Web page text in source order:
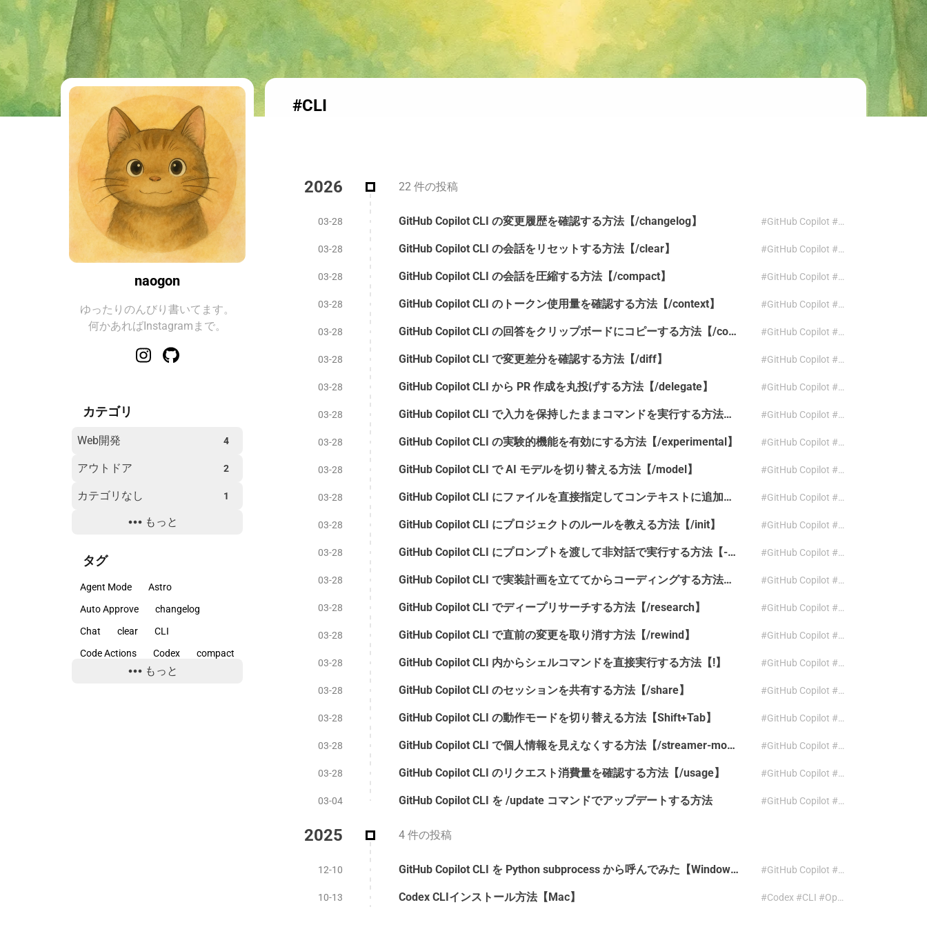
naogon
ゆったりのんびり書いてます。
何かあればInstagramまで。
カテゴリ
Web開発 4
アウトドア 2
カテゴリなし 1
トラブルシューティング
開発ツール
開発環境
もっと
タグ
Agent Mode
Astro
Auto Approve
changelog
Chat
clear
CLI
Code Actions
Codex
compact
Copilotもっと
#CLI
2026 22 件の投稿
03-28 GitHub Copilot CLI の変更履歴を確認する方法【/changelog】 #GitHub Copilot #CLI #changelog
03-28 GitHub Copilot CLI の会話をリセットする方法【/clear】 #GitHub Copilot #CLI #clear
03-28 GitHub Copilot CLI の会話を圧縮する方法【/compact】 #GitHub Copilot #CLI #compact
03-28 GitHub Copilot CLI のトークン使用量を確認する方法【/context】 #GitHub Copilot #CLI #context
03-28 GitHub Copilot CLI の回答をクリップボードにコピーする方法【/copy】 #GitHub Copilot #CLI #copy
03-28 GitHub Copilot CLI で変更差分を確認する方法【/diff】 #GitHub Copilot #CLI #diff
03-28 GitHub Copilot CLI から PR 作成を丸投げする方法【/delegate】 #GitHub Copilot #CLI #delegate
03-28 GitHub Copilot CLI で入力を保持したままコマンドを実行する方法【Ctrl+S】 #GitHub Copilot #CLI #Ctrl+S #ショートカット
03-28 GitHub Copilot CLI の実験的機能を有効にする方法【/experimental】 #GitHub Copilot #CLI #experimental
03-28 GitHub Copilot CLI で AI モデルを切り替える方法【/model】 #GitHub Copilot #CLI #model
03-28 GitHub Copilot CLI にファイルを直接指定してコンテキストに追加する方法【@】 #GitHub Copilot #CLI #メンション #コンテキスト
03-28 GitHub Copilot CLI にプロジェクトのルールを教える方法【/init】 #GitHub Copilot #CLI #init
03-28 GitHub Copilot CLI にプロンプトを渡して非対話で実行する方法【-p フラグ】 #GitHub Copilot #CLI #prompt #自動化
03-28 GitHub Copilot CLI で実装計画を立ててからコーディングする方法【/plan】 #GitHub Copilot #CLI #plan
03-28 GitHub Copilot CLI でディープリサーチする方法【/research】 #GitHub Copilot #CLI #research
03-28 GitHub Copilot CLI で直前の変更を取り消す方法【/rewind】 #GitHub Copilot #CLI #rewind #undo
03-28 GitHub Copilot CLI 内からシェルコマンドを直接実行する方法【!】 #GitHub Copilot #CLI #シェル実行
03-28 GitHub Copilot CLI のセッションを共有する方法【/share】 #GitHub Copilot #CLI #share
03-28 GitHub Copilot CLI の動作モードを切り替える方法【Shift+Tab】 #GitHub Copilot #CLI #モード切替 #Shift+Tab
03-28 GitHub Copilot CLI で個人情報を見えなくする方法【/streamer-mode】 #GitHub Copilot #CLI #streamer-mode
03-28 GitHub Copilot CLI のリクエスト消費量を確認する方法【/usage】 #GitHub Copilot #CLI #usage
03-04 GitHub Copilot CLI を /update コマンドでアップデートする方法 #GitHub Copilot #CLI #アップデート
2025 4 件の投稿
12-10 GitHub Copilot CLI を Python subprocess から呼んでみた【Windows】 #GitHub Copilot #CLI #Python #Windows #PowerShell
10-13 Codex CLIインストール方法【Mac】 #Codex #CLI #OpenAI #Mac #インストール